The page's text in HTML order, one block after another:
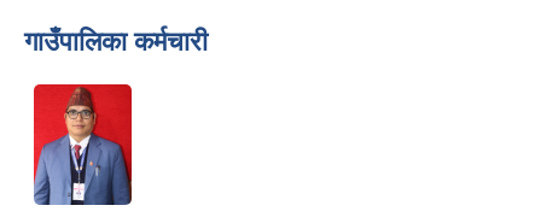
गाउँपालिका कर्मचारी